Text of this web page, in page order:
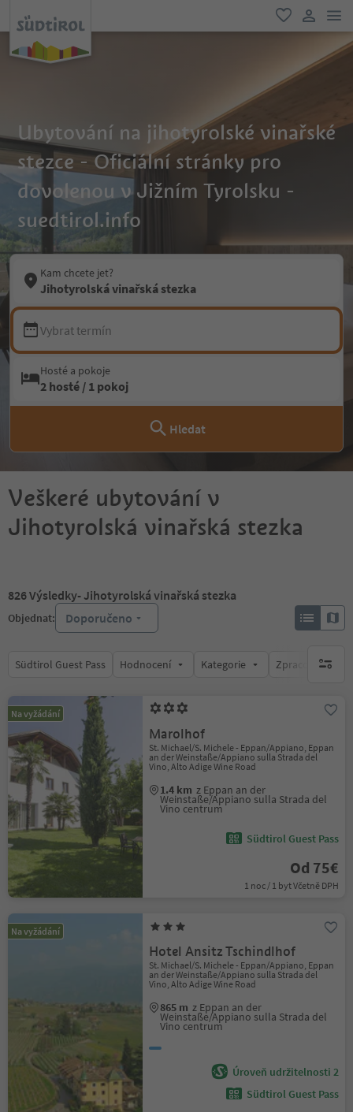
oblíbené
Ubytování na jihotyrolské vinařské
stezce - Oficiální stránky pro
dovolenou v Jižním Tyrolsku -
suedtirol.info
Kam chcete jet?
Jihotyrolská vinařská stezka
Vybrat termín
Hosté a pokoje
2 hosté / 1 pokoj
Hledat
Veškeré ubytování v
Jihotyrolská vinařská stezka
826Výsledky- Jihotyrolská vinařská stezka
Objednat: Doporučeno
Südtirol Guest Pass Hodnocení Kategorie Zpracovávábrak
Na vyžádání
Marolhof
St. Michael/S. Michele - Eppan/Appiano, Eppan
an der Weinstaße/Appiano sulla Strada del
Vino, Alto Adige Wine Road
1.4 km z Eppan an der
Weinstaße/Appiano sulla Strada del
Vino centrum
Südtirol Guest Pass
Od 75€
1 noc / 1 byt Včetně DPH
Na vyžádání
Hotel Ansitz Tschindlhof
St. Michael/S. Michele - Eppan/Appiano, Eppan
an der Weinstaße/Appiano sulla Strada del
Vino, Alto Adige Wine Road
865 m z Eppan an der
Weinstaße/Appiano sulla Strada del
Vino centrum
Úroveň udržitelnosti 2
Südtirol Guest Pass